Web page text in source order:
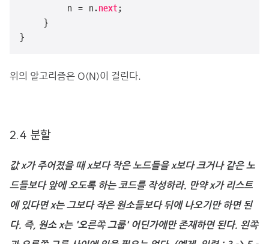
        n = n.
next ;
    }
}
위의 알고리즘은 O(N)이 걸린다.
2.4 분할
값 x가 주어졌을 때 x보다 작은 노드들을 x보다 크거나 같은 노
드들보다 앞에 오도록 하는 코드를 작성하라. 만약 x가 리스트
에 있다면 x는 그보다 작은 원소들보다 뒤에 나오기만 하면 된
다. 즉, 원소 x는 '오른쪽 그룹' 어딘가에만 존재하면 된다. 왼쪽